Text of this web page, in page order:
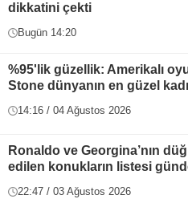
dikkatini çekti
Bugün 14:20
%95'lik güzellik: Amerikalı
Stone dünyanın en güzel
14:16 / 04 Ağustos 2026
Ronaldo ve Georgina’nın
edilen konukların listesi
22:47 / 03 Ağustos 2026